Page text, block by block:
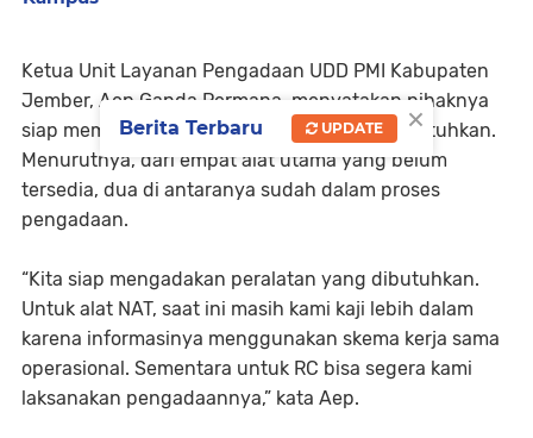
Ketua Unit Layanan Pengadaan UDD PMI Kabupaten
Jember, Aep Ganda Permana, menyatakan pihaknya
siap mempercepat pengadaan alat yang dibutuhkan.
Menurutnya, dari empat alat utama yang belum
tersedia, dua di antaranya sudah dalam proses
pengadaan.
“Kita siap mengadakan peralatan yang dibutuhkan.
Untuk alat NAT, saat ini masih kami kaji lebih dalam
karena informasinya menggunakan skema kerja sama
operasional. Sementara untuk RC bisa segera kami
laksanakan pengadaannya,” kata Aep.
×
Berita Terbaru UPDATE